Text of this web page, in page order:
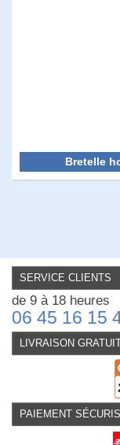
Bretelle
SERVICE CLIENTS
de 9 à 18 heures
06 45 16 15
LIVRAISON
PAIEMENT